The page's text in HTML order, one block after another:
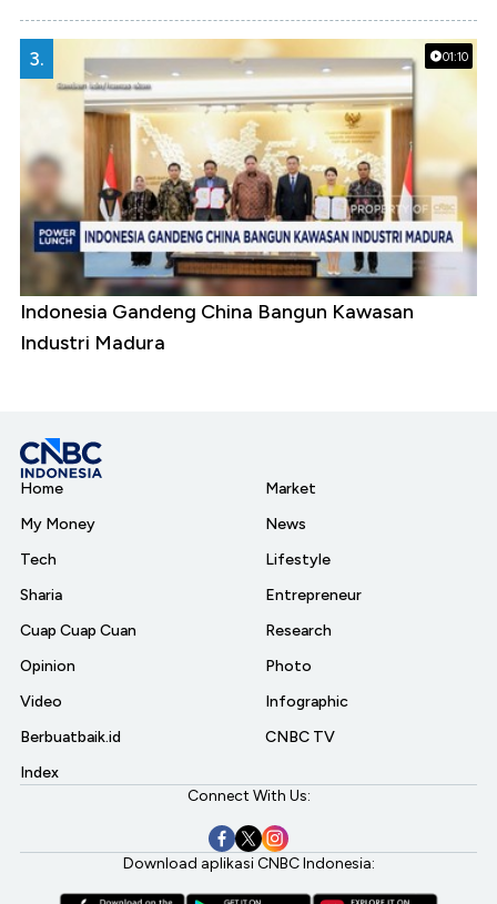
01:10
3.
Indonesia Gandeng China Bangun Kawasan
Industri Madura
Home
My Money
Tech
Sharia
Cuap Cuap Cuan
Opinion
Video
Berbuatbaik.id
Index
Market
News
Lifestyle
Entrepreneur
Research
Photo
Infographic
CNBC TV
Connect With Us:
Download aplikasi CNBC Indonesia: